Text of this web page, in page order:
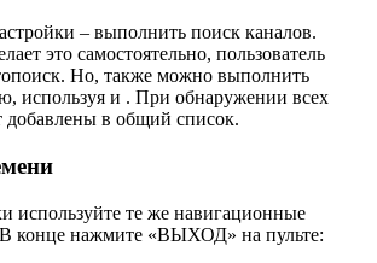
– выполнить поиск каналов.
это самостоятельно, пользователь
Но, также можно выполнить
используя и . При обнаружении всех
добавлены в общий список.
используйте те же навигационные
конце нажмите «ВЫХОД» на пульте: